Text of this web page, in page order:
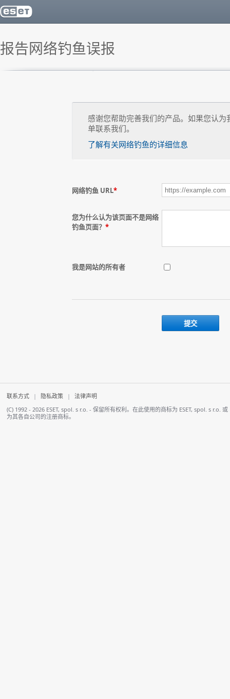
报告网络钓鱼误报
感谢您帮助完善我们的产品。如果您认
单联系我们。
了解有关网络钓鱼的详细信息
网络钓鱼 URL*
您为什么认为该页面不是网络
钓鱼页面？ *
我是网站的所有者
联系方式 | 隐私政策 |
法律声明
(C) 1992 - 2026 ESET, spol. s r.o. - 保留所有权利。在此使用的商标为 ESET, spol. s r.o.
为其各自公司的注册商标。